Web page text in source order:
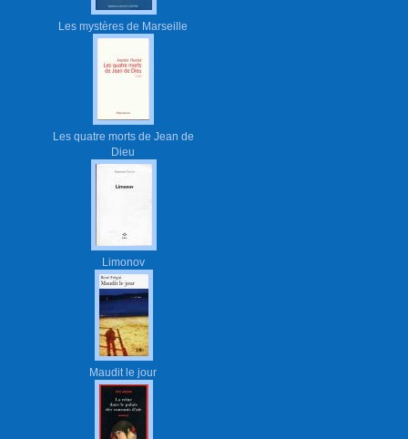
Les mystères de Marseille
Les quatre morts de Jean de
Dieu
Limonov
Maudit le jour